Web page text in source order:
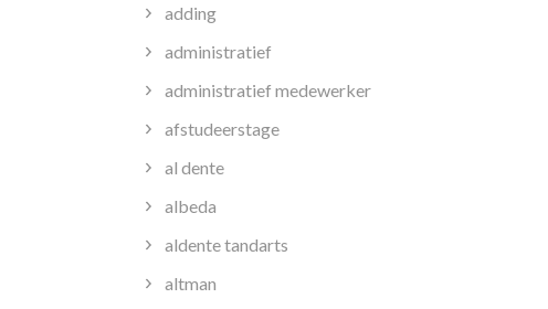
adding
administratief
administratief medewerker
afstudeerstage
al dente
albeda
aldente tandarts
altman